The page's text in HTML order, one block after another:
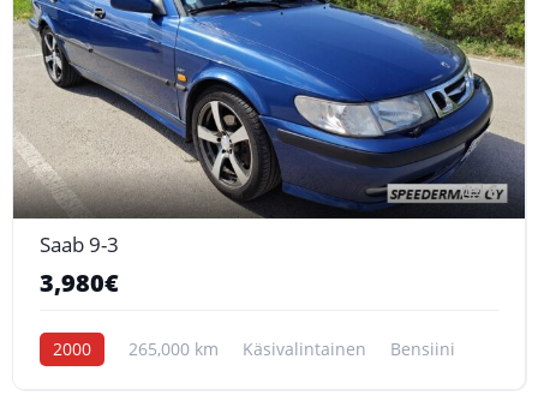
6
Saab 9-3
3,980€
2000 265,000 km Käsivalintainen Bensiini